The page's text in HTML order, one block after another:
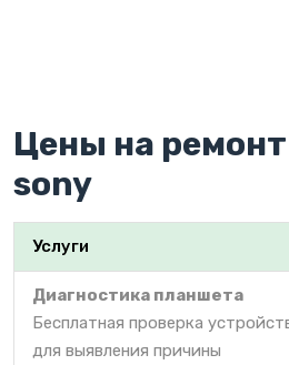
Цены на
sony
Услуги
Диагностика планшета
Бесплатная проверка
для выявления причины